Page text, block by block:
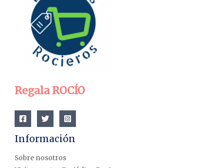
Regala ROCÍO
Información
Sobre nosotros